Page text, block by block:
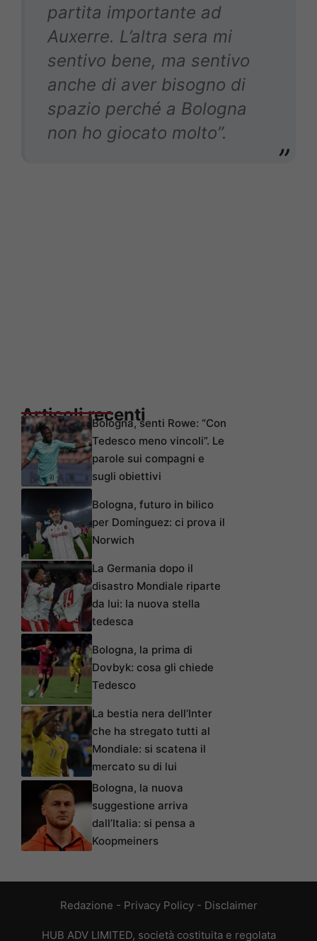
partita importante ad
Auxerre. L’altra sera mi
sentivo bene, ma sentivo
anche di aver bisogno di
spazio perché a Bologna
non ho giocato molto”.
Articoli recentiBologna, senti Rowe: “Con
Tedesco meno vincoli”. Le
parole sui compagni e
sugli obiettivi
Bologna, futuro in bilico
per Domínguez: ci prova il
Norwich
La Germania dopo il
disastro Mondiale riparte
da lui: la nuova stella
tedesca
Bologna, la prima di
Dovbyk: cosa gli chiede
Tedesco
La bestia nera dell’Inter
che ha stregato tutti al
Mondiale: si scatena il
mercato su di lui
Bologna, la nuova
suggestione arriva
dall’Italia: si pensa a
Koopmeiners
Redazione - Privacy Policy- Disclaimer
HUB ADV LIMITED, società costituita e regolata